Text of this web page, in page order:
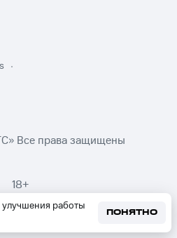
работы
ПОНЯТНО
Все права защищены
18+